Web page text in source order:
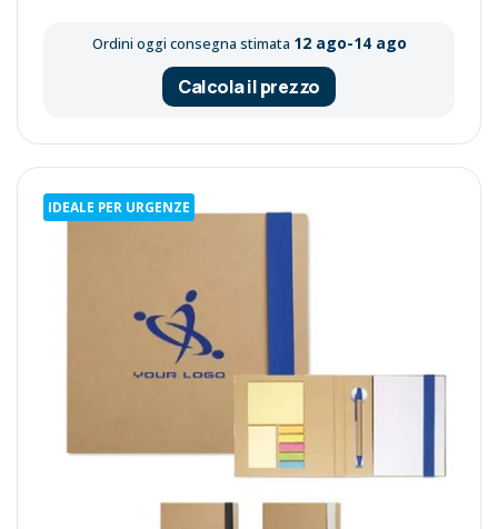
Ordini oggi consegna stimata 12 ago-14 ago
Calcola il prezzo
IDEALE PER URGENZE